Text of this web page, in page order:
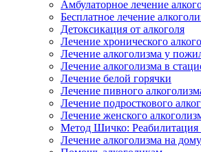
Амбулаторное лечение
Бесплатное лечение
Детоксикация от алкоголя
Лечение хронического
Лечение алкоголизма у
Лечение алкоголизма в
Лечение белой горячки
Лечение пивного
Лечение подросткового
Лечение женского
Метод Шичко: Реабилитация
Лечение алкоголизма на дому